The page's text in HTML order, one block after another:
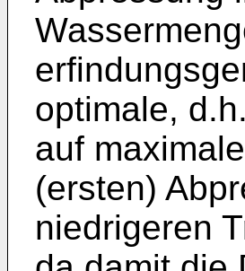
optimale,
auf
(ersten)
niedrigeren